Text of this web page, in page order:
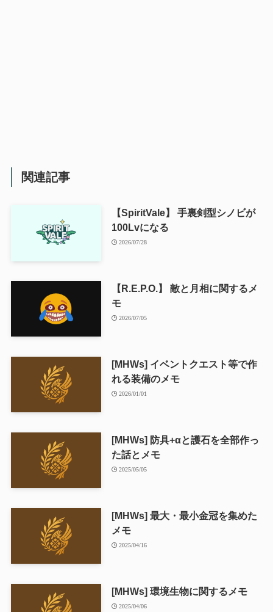
関連記事
【SpiritVale】 手裏剣型シノビが
100Lvになる
2026/07/28
【R.E.P.O.】 敵と月相に関するメ
モ
2026/07/05
[MHWs] イベントクエスト等で作
れる装備のメモ
2026/01/01
[MHWs] 防具+αと護石を全部作っ
た話とメモ
2025/05/05
[MHWs] 最大・最小金冠を集めた
メモ
2025/04/16
[MHWs] 環境生物に関するメモ
2025/04/06